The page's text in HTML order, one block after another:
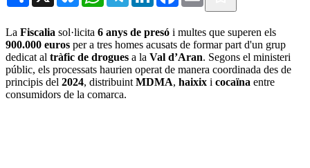
La Fiscalia sol·licita 6 anys de presó i multes que superen els
900.000 euros per a tres homes acusats de formar part d'un grup
dedicat al tràfic de drogues a la Val d’Aran. Segons el ministeri
públic, els processats haurien operat de manera coordinada des de
principis del 2024, distribuint MDMA, haixix i cocaïna entre
consumidors de la comarca.